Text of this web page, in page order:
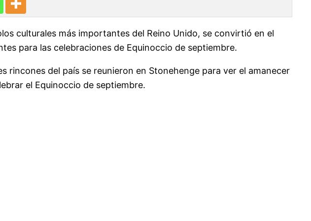
culturales más importantes del Reino Unido, se convirtió en el
para las celebraciones de Equinoccio de septiembre.
rincones del país se reunieron en Stonehenge para ver el amanecer
el Equinoccio de septiembre.